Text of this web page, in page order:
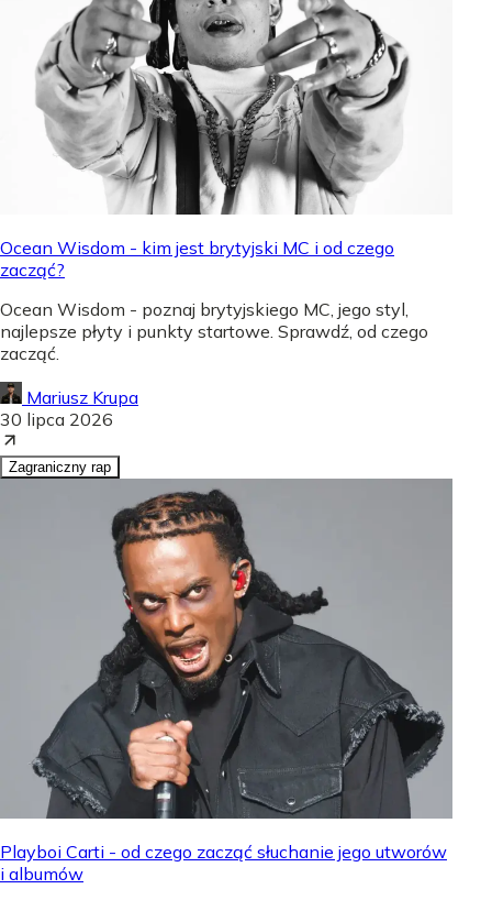
Ocean Wisdom - kim jest brytyjski MC i od czego
zacząć?
Ocean Wisdom - poznaj brytyjskiego MC, jego styl,
najlepsze płyty i punkty startowe. Sprawdź, od czego
zacząć.
Mariusz Krupa
30 lipca 2026
Zagraniczny rap
Playboi Carti - od czego zacząć słuchanie jego utworów
i albumów